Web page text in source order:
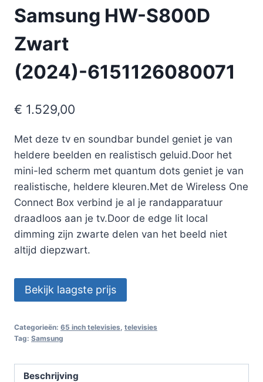
Samsung HW-S800D
Zwart
(2024)-6151126080071
€ 1.529,00
Met deze tv en soundbar bundel geniet je van
heldere beelden en realistisch geluid.Door het
mini-led scherm met quantum dots geniet je van
realistische, heldere kleuren.Met de Wireless One
Connect Box verbind je al je randapparatuur
draadloos aan je tv.Door de edge lit local
dimming zijn zwarte delen van het beeld niet
altijd diepzwart.
Bekijk laagste prijs
Categorieën: 65 inch televisies televisies
Tag: Samsung
Beschrijving